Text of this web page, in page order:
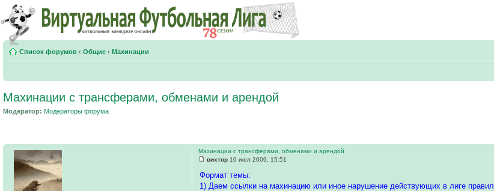
Список форумов ‹ Общие ‹ Махинации
Махинации с трансферами, обменами и арендой
Модератор: Модераторы форума
Махинации с трансферами, обменами и арендой
вихтор 10 июл 2009, 15:51
Формат темы:
1) Даем ссылки на махинацию или иное нарушение действующих в лиге правил.